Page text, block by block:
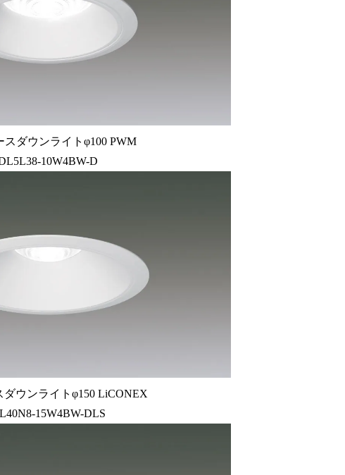
スダウンライトφ100 PWM
10W4BW-D
ダウンライトφ150 LiCONEX
15W4BW-DLS